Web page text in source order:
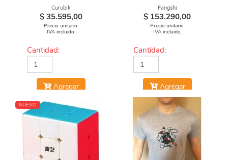
Curubik
$ 35.595,00
Precio unitario.
IVA incluido.
Cantidad:
Agregar
Fangshi
$ 153.290,00
Precio unitario.
IVA incluido.
Cantidad:
Agregar
NUEVO